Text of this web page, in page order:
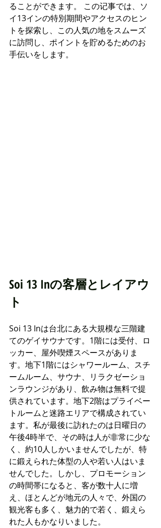
ることができます。 この记事では、ソ
イ13インの特別期間やアクセスのヒン
トを探索し、この人気の地をスムーズ
に訪問し、ポイントを貯めるためのお
手伝いをします。
Soi 13 Inの客層とレイアウ
ト
Soi 13 Inは台北にある大規模な三階建
てのゲイサウナです。1階には受付、ロ
ッカー、屋外喫煙スペースがありま
す。地下1階にはシャワールーム、スチ
ームルーム、サウナ、リラクゼーショ
ンラウンジがあり、飲み物は無料で提
供されています。地下2階はプライベー
トルームと迷路エリアで構成されてい
ます。私が最後に訪れたのは日曜日の
午後4時半で、その時は人が非常に少な
く、約10人しかいませんでしたが、特
に鍛えられた体型の人や若い人はいま
せんでした。しかし、プロモーション
の時間帯になると、客が数十人に増
え、ほとんどが地元の人々で、外国の
観光客も多く、魅力的で若く、鍛えら
れた人もかなりいました。